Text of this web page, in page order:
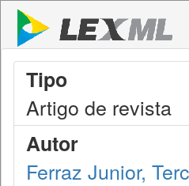
Tipo
Artigo de revista
Autor
Ferraz Junior,